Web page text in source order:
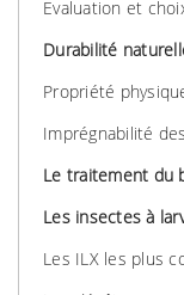
Evaluation et
Durabilité
Propriété
Imprégnabilité
Le traitement du
Les insectes à
Les ILX les plus